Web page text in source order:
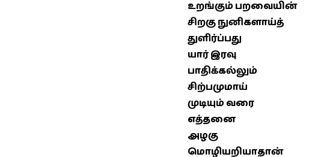
உறங்கும் பறவையின்
சிறகு நுனிகளாய்த்
துளிர்ப்பது
யார் இரவு
பாதிக்கல்லும்
சிற்பமுமாய்
முடியும் வரை
எத்தனை
அழகு
மொழியறியாதான்